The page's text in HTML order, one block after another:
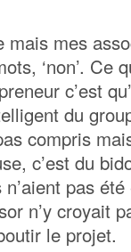
mais mes
‘non’. Ce
c’est
du
compris
c’est du
pas
n’y croyait
le projet.